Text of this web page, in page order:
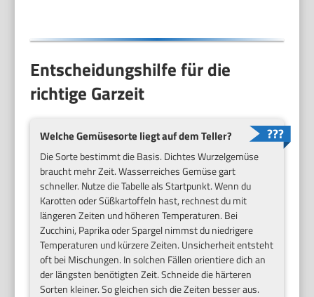
Entscheidungshilfe für die
richtige Garzeit
Welche Gemüsesorte liegt auf dem Teller?
Die Sorte bestimmt die Basis. Dichtes Wurzelgemüse
braucht mehr Zeit. Wasserreiches Gemüse gart
schneller. Nutze die Tabelle als Startpunkt. Wenn du
Karotten oder Süßkartoffeln hast, rechnest du mit
längeren Zeiten und höheren Temperaturen. Bei
Zucchini, Paprika oder Spargel nimmst du niedrigere
Temperaturen und kürzere Zeiten. Unsicherheit entsteht
oft bei Mischungen. In solchen Fällen orientiere dich an
der längsten benötigten Zeit. Schneide die härteren
Sorten kleiner. So gleichen sich die Zeiten besser aus.